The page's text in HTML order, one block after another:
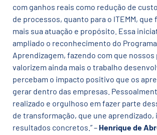
com ganhos reais como redução de
de processos, quanto para o ITEMM, que
mais sua atuação e propósito. Essa
ampliado o reconhecimento do
Aprendizagem, fazendo com que
valorizem ainda mais o trabalho
percebam o impacto positivo que os
gerar dentro das empresas.
realizado e orgulhoso em fazer parte
de transformação, que une aprendizado,
resultados concretos.”– Henrique de